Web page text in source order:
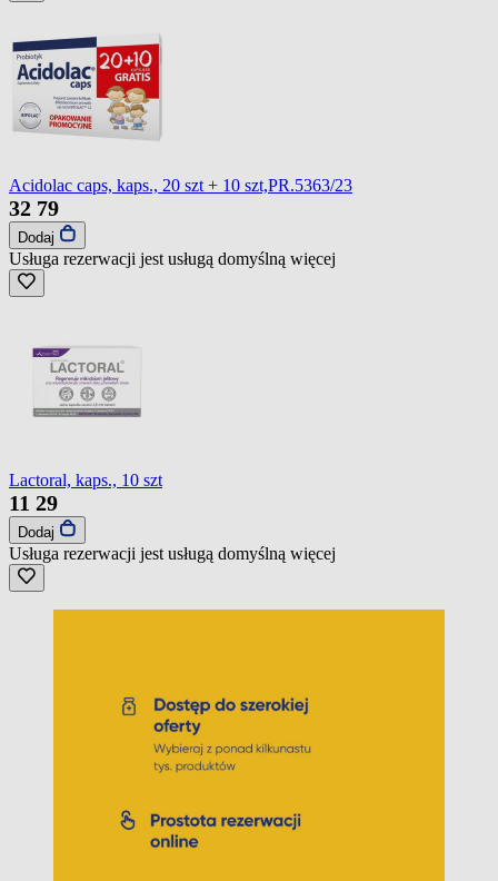
Acidolac caps, kaps., 20 szt + 10 szt,PR.5363/23
32 79
Dodaj
Usługa rezerwacji jest usługą domyślną więcej
Lactoral, kaps., 10 szt
11 29
Dodaj
Usługa rezerwacji jest usługą domyślną więcej